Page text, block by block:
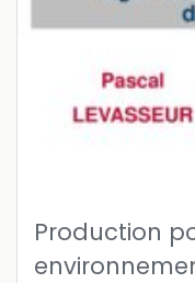
Production